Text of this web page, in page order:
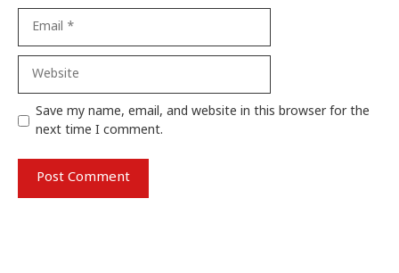
Save my name, email, and website in this browser for the
next time I comment.